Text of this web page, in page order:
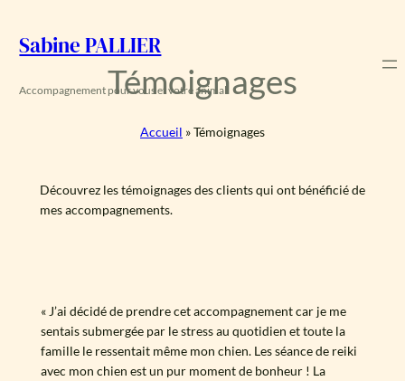
contenu
Sabine PALLIER
Accompagnement pour vous et votre animal
Témoignages
Accueil »Témoignages
Découvrez les témoignages des clients qui ont bénéficié de
mes accompagnements.
« J’ai décidé de prendre cet accompagnement car je me
sentais submergée par le stress au quotidien et toute la
famille le ressentait même mon chien. Les séance de reiki
avec mon chien est un pur moment de bonheur ! La